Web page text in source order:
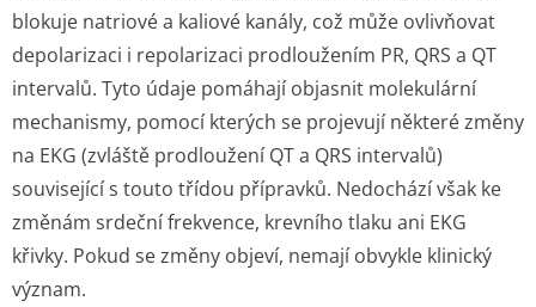
blokuje natriové a kaliové kanály, což může ovlivňovat
depolarizaci i repolarizaci prodloužením PR, QRS a QT
intervalů. Tyto údaje pomáhají objasnit molekulární
mechanismy, pomocí kterých se projevují některé změny
na EKG (zvláště prodloužení QT a QRS intervalů)
související s touto třídou přípravků. Nedochází však ke
změnám srdeční frekvence, krevního tlaku ani EKG
křivky. Pokud se změny objeví, nemají obvykle klinický
význam.